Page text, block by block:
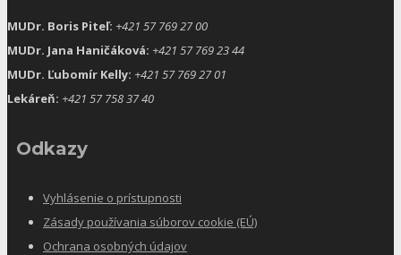
MUDr. Boris Piteľ: +421 57 769 27 00
MUDr. Jana Haničáková: +421 57 769 23 44
MUDr. Ľubomír Kelly: +421 57 769 27 01
Lekáreň: +421 57 758 37 40
Odkazy
Vyhlásenie o prístupnosti
Zásady používania súborov cookie (EÚ)
Ochrana osobných údajov